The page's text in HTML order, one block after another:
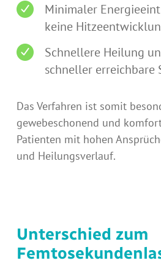
Minimaler
keine
Schnellere Heilung
schneller erreichbare
Das Verfahren ist somit
gewebeschonend und
Patienten mit hohen
und Heilungsverlauf.
Unterschied zum